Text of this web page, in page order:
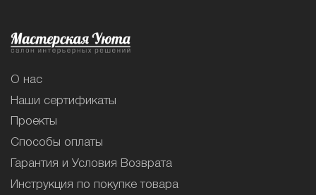
О нас
Наши сертификаты
Проекты
Способы оплаты
Гарантия и Условия Возврата
Инструкция по покупке товара